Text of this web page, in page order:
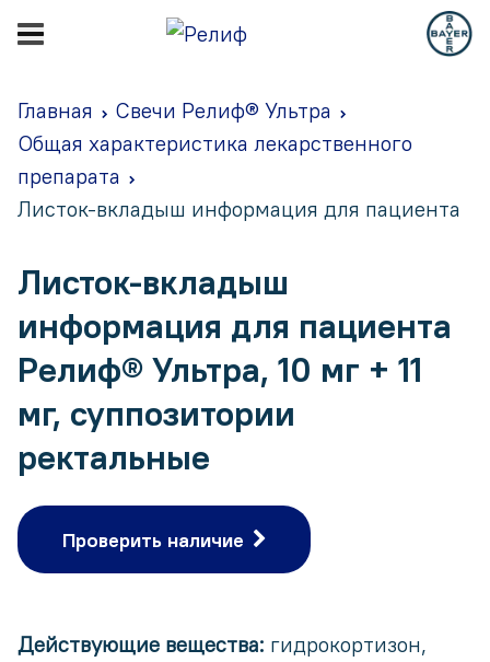
Главная
Свечи Релиф® Ультра
Общая характеристика лекарственного
препарата
Листок-вкладыш информация для пациента
Листок-вкладыш
информация для пациента
Релиф® Ультра, 10 мг + 11
мг, суппозитории
ректальные
Проверить наличие
Действующие вещества: гидрокортизон,